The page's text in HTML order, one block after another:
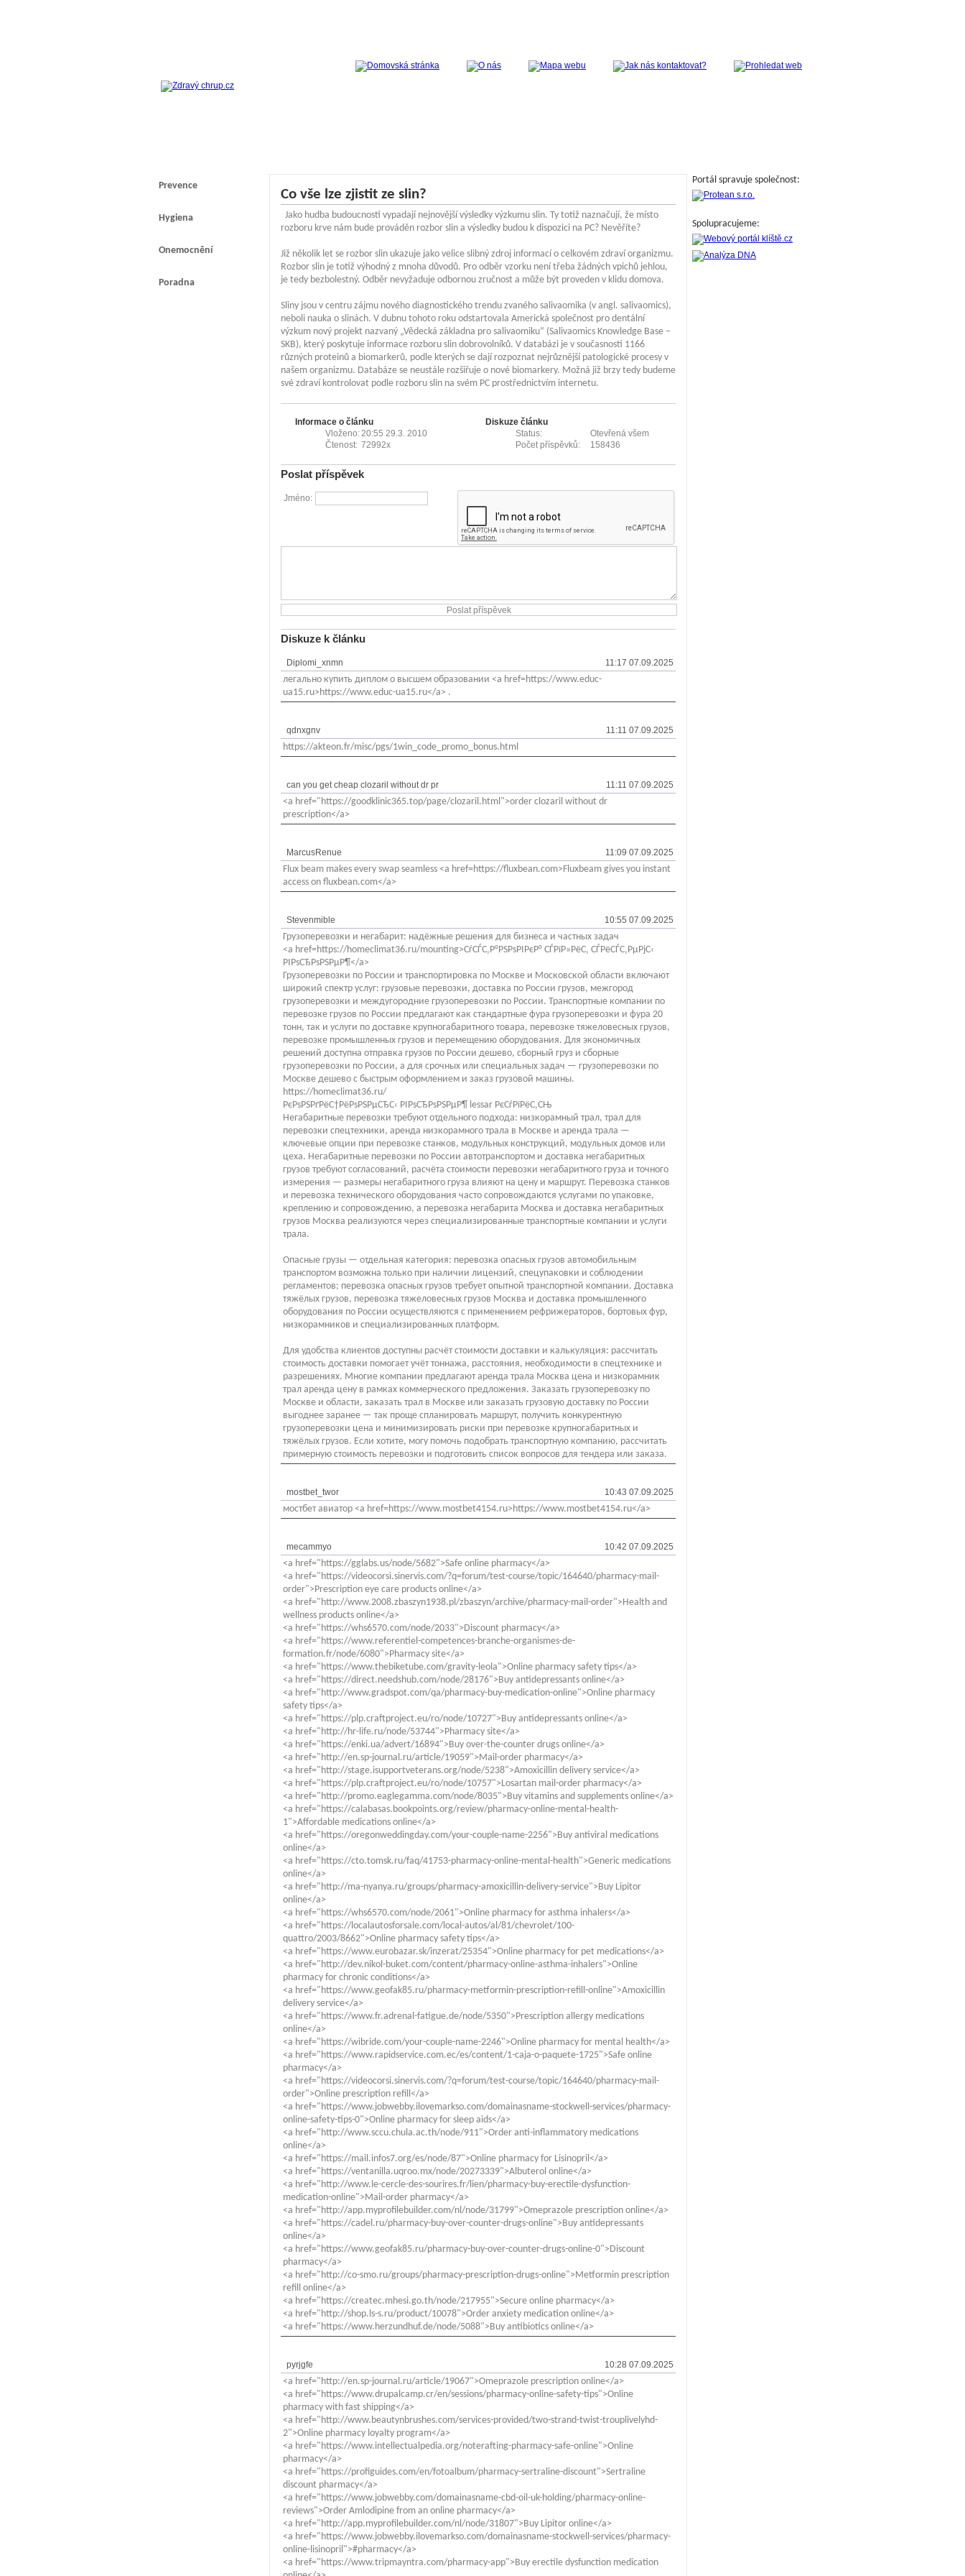
Prevence
Hygiena
Onemocnění
Poradna
Co vše lze zjistit ze slin?
Jako hudba budoucnosti vypadají nejnovější výsledky výzkumu slin. Ty totiž naznačují, že místo
rozboru krve nám bude prováděn rozbor slin a výsledky budou k dispozici na PC? Nevěříte?
Již několik let se rozbor slin ukazuje jako velice slibný zdroj informací o celkovém zdraví organizmu.
Rozbor slin je totiž výhodný z mnoha důvodů. Pro odběr vzorku není třeba žádných vpichů jehlou,
je tedy bezbolestný. Odběr nevyžaduje odbornou zručnost a může být proveden v klidu domova.
Sliny jsou v centru zájmu nového diagnostického trendu zvaného salivaomika (v angl. salivaomics),
neboli nauka o slinách. V dubnu tohoto roku odstartovala Americká společnost pro dentální
výzkum nový projekt nazvaný „Vědecká základna pro salivaomiku“ (Salivaomics Knowledge Base –
SKB), který poskytuje informace rozboru slin dobrovolníků. V databázi je v současnosti 1166
různých proteinů a biomarkerů, podle kterých se dají rozpoznat nejrůznější patologické procesy v
našem organizmu. Databáze se neustále rozšiřuje o nové biomarkery. Možná již brzy tedy budeme
své zdraví kontrolovat podle rozboru slin na svém PC prostřednictvím internetu.
Informace o článku
Vloženo:20:55 29.3. 2010
Čtenost: 72992x
Diskuze článku
Status:
Otevřená všem
Počet příspěvků:
158436
Poslat příspěvek
Jméno:
Diskuze k článku
Diplomi_xnmn 11:17 07.09.2025
легально купить диплом о высшем образовании <a href=https://www.educ-
ua15.ru>https://www.educ-ua15.ru</a> .
qdnxgnv 11:11 07.09.2025
https://akteon.fr/misc/pgs/1win_code_promo_bonus.html
can you get cheap clozaril without dr pr 11:11 07.09.2025
<a href="https://goodklinic365.top/page/clozaril.html">order clozaril without dr
prescription</a>
MarcusRenue 11:09 07.09.2025
Flux beam makes every swap seamless <a href=https://fluxbean.com>Fluxbeam gives you instant
access on fluxbean.com</a>
Stevenmible 10:55 07.09.2025
Грузоперевозки и негабарит: надёжные решения для бизнеса и частных задач
<a href=https://homeclimat36.ru/mounting>СѓСЃС‚Р°РЅРѕРІРєР° СЃРїР»РёС‚ СЃРёСЃС‚РµРјС‹
РІРѕСЂРѕРЅРµР¶</a>
Грузоперевозки по России и транспортировка по Москве и Московской области включают
широкий спектр услуг: грузовые перевозки, доставка по России грузов, межгород
грузоперевозки и междугородние грузоперевозки по России. Транспортные компании по
перевозке грузов по России предлагают как стандартные фура грузоперевозки и фура 20
тонн, так и услуги по доставке крупногабаритного товара, перевозке тяжеловесных грузов,
перевозке промышленных грузов и перемещению оборудования. Для экономичных
решений доступна отправка грузов по России дешево, сборный груз и сборные
грузоперевозки по России, а для срочных или специальных задач — грузоперевозки по
Москве дешево с быстрым оформлением и заказ грузовой машины.
https://homeclimat36.ru/
РєРѕРЅРґРёС†РёРѕРЅРµСЂС‹ РІРѕСЂРѕРЅРµР¶ lessar РєСѓРїРёС‚СЊ
Негабаритные перевозки требуют отдельного подхода: низкорамный трал, трал для
перевозки спецтехники, аренда низкорамного трала в Москве и аренда трала —
ключевые опции при перевозке станков, модульных конструкций, модульных домов или
цеха. Негабаритные перевозки по России автотранспортом и доставка негабаритных
грузов требуют согласований, расчёта стоимости перевозки негабаритного груза и точного
измерения — размеры негабаритного груза влияют на цену и маршрут. Перевозка станков
и перевозка технического оборудования часто сопровождаются услугами по упаковке,
креплению и сопровождению, а перевозка негабарита Москва и доставка негабаритных
грузов Москва реализуются через специализированные транспортные компании и услуги
трала.
Опасные грузы — отдельная категория: перевозка опасных грузов автомобильным
транспортом возможна только при наличии лицензий, спецупаковки и соблюдении
регламентов; перевозка опасных грузов требует опытной транспортной компании. Доставка
тяжёлых грузов, перевозка тяжеловесных грузов Москва и доставка промышленного
оборудования по России осуществляются с применением рефрижераторов, бортовых фур,
низкорамников и специализированных платформ.
Для удобства клиентов доступны расчёт стоимости доставки и калькуляция: рассчитать
стоимость доставки помогает учёт тоннажа, расстояния, необходимости в спецтехнике и
разрешениях. Многие компании предлагают аренда трала Москва цена и низкорамник
трал аренда цену в рамках коммерческого предложения. Заказать грузоперевозку по
Москве и области, заказать трал в Москве или заказать грузовую доставку по России
выгоднее заранее — так проще спланировать маршрут, получить конкурентную
грузоперевозки цена и минимизировать риски при перевозке крупногабаритных и
тяжёлых грузов. Если хотите, могу помочь подобрать транспортную компанию, рассчитать
примерную стоимость перевозки и подготовить список вопросов для тендера или заказа.
mostbet_twor 10:43 07.09.2025
мостбет авиатор <a href=https://www.mostbet4154.ru>https://www.mostbet4154.ru</a>
mecammyo 10:42 07.09.2025
<a href="https://gglabs.us/node/5682">Safe online pharmacy</a>
<a href="https://videocorsi.sinervis.com/?q=forum/test-course/topic/164640/pharmacy-mail-
order">Prescription eye care products online</a>
<a href="http://www.2008.zbaszyn1938.pl/zbaszyn/archive/pharmacy-mail-order">Health and
wellness products online</a>
<a href="https://whs6570.com/node/2033">Discount pharmacy</a>
<a href="https://www.referentiel-competences-branche-organismes-de-
formation.fr/node/6080">Pharmacy site</a>
<a href="https://www.thebiketube.com/gravity-leola">Online pharmacy safety tips</a>
<a href="https://direct.needshub.com/node/28176">Buy antidepressants online</a>
<a href="http://www.gradspot.com/qa/pharmacy-buy-medication-online">Online pharmacy
safety tips</a>
<a href="https://plp.craftproject.eu/ro/node/10727">Buy antidepressants online</a>
<a href="http://hr-life.ru/node/53744">Pharmacy site</a>
<a href="https://enki.ua/advert/16894">Buy over-the-counter drugs online</a>
<a href="http://en.sp-journal.ru/article/19059">Mail-order pharmacy</a>
<a href="http://stage.isupportveterans.org/node/5238">Amoxicillin delivery service</a>
<a href="https://plp.craftproject.eu/ro/node/10757">Losartan mail-order pharmacy</a>
<a href="http://promo.eaglegamma.com/node/8035">Buy vitamins and supplements online</a>
<a href="https://calabasas.bookpoints.org/review/pharmacy-online-mental-health-
1">Affordable medications online</a>
<a href="https://oregonweddingday.com/your-couple-name-2256">Buy antiviral medications
online</a>
<a href="https://cto.tomsk.ru/faq/41753-pharmacy-online-mental-health">Generic medications
online</a>
<a href="http://ma-nyanya.ru/groups/pharmacy-amoxicillin-delivery-service">Buy Lipitor
online</a>
<a href="https://whs6570.com/node/2061">Online pharmacy for asthma inhalers</a>
<a href="https://localautosforsale.com/local-autos/al/81/chevrolet/100-
quattro/2003/8662">Online pharmacy safety tips</a>
<a href="https://www.eurobazar.sk/inzerat/25354">Online pharmacy for pet medications</a>
<a href="http://dev.nikol-buket.com/content/pharmacy-online-asthma-inhalers">Online
pharmacy for chronic conditions</a>
<a href="https://www.geofak85.ru/pharmacy-metformin-prescription-refill-online">Amoxicillin
delivery service</a>
<a href="https://www.fr.adrenal-fatigue.de/node/5350">Prescription allergy medications
online</a>
<a href="https://wibride.com/your-couple-name-2246">Online pharmacy for mental health</a>
<a href="https://www.rapidservice.com.ec/es/content/1-caja-o-paquete-1725">Safe online
pharmacy</a>
<a href="https://videocorsi.sinervis.com/?q=forum/test-course/topic/164640/pharmacy-mail-
order">Online prescription refill</a>
<a href="https://www.jobwebby.ilovemarkso.com/domainasname-stockwell-services/pharmacy-
online-safety-tips-0">Online pharmacy for sleep aids</a>
<a href="http://www.sccu.chula.ac.th/node/911">Order anti-inflammatory medications
online</a>
<a href="https://mail.infos7.org/es/node/87">Online pharmacy for Lisinopril</a>
<a href="https://ventanilla.uqroo.mx/node/20273339">Albuterol online</a>
<a href="http://www.le-cercle-des-sourires.fr/lien/pharmacy-buy-erectile-dysfunction-
medication-online">Mail-order pharmacy</a>
<a href="http://app.myprofilebuilder.com/nl/node/31799">Omeprazole prescription online</a>
<a href="https://cadel.ru/pharmacy-buy-over-counter-drugs-online">Buy antidepressants
online</a>
<a href="https://www.geofak85.ru/pharmacy-buy-over-counter-drugs-online-0">Discount
pharmacy</a>
<a href="http://co-smo.ru/groups/pharmacy-prescription-drugs-online">Metformin prescription
refill online</a>
<a href="https://createc.mhesi.go.th/node/217955">Secure online pharmacy</a>
<a href="http://shop.ls-s.ru/product/10078">Order anxiety medication online</a>
<a href="https://www.herzundhuf.de/node/5088">Buy antibiotics online</a>
pyrjgfe 10:28 07.09.2025
<a href="http://en.sp-journal.ru/article/19067">Omeprazole prescription online</a>
<a href="https://www.drupalcamp.cr/en/sessions/pharmacy-online-safety-tips">Online
pharmacy with fast shipping</a>
<a href="http://www.beautynbrushes.com/services-provided/two-strand-twist-trouplivelyhd-
2">Online pharmacy loyalty program</a>
<a href="https://www.intellectualpedia.org/noterafting-pharmacy-safe-online">Online
pharmacy</a>
<a href="https://profiguides.com/en/fotoalbum/pharmacy-sertraline-discount">Sertraline
discount pharmacy</a>
<a href="https://www.jobwebby.com/domainasname-cbd-oil-uk-holding/pharmacy-online-
reviews">Order Amlodipine from an online pharmacy</a>
<a href="http://app.myprofilebuilder.com/nl/node/31807">Buy Lipitor online</a>
<a href="https://www.jobwebby.ilovemarkso.com/domainasname-stockwell-services/pharmacy-
online-lisinopril">#pharmacy</a>
<a href="https://www.tripmayntra.com/pharmacy-app">Buy erectile dysfunction medication
Portál spravuje společnost:
Spolupracujeme: